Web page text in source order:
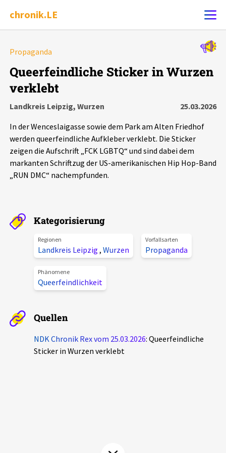
chronik.LE
Chronik
Leipziger Zustände
Schlaglichter
Aktuelles
Veranstaltungen
Podcasts
Über uns
Kontakt
Unterstützer_innen
Propaganda
Queerfeindliche Sticker in Wurzen
verklebt
Landkreis Leipzig, Wurzen
25.03.2026
In der Wenceslaigasse sowie dem Park am Alten Friedhof
werden queerfeindliche Aufkleber verklebt. Die Sticker
zeigen die Aufschrift „FCK LGBTQ“ und sind dabei dem
markanten Schriftzug der US-amerikanischen Hip Hop-Band
„RUN DMC“ nachempfunden.
Kategorisierung
Regionen
Landkreis Leipzig , Wurzen
Vorfallsarten
Propaganda
Phänomene
Queerfeindlichkeit
Quellen
NDK Chronik Rex vom 25.03.2026: Queerfeindliche
Sticker in Wurzen verklebt
Alle Ereignisse
7502 Ereignisse
Ereignisse